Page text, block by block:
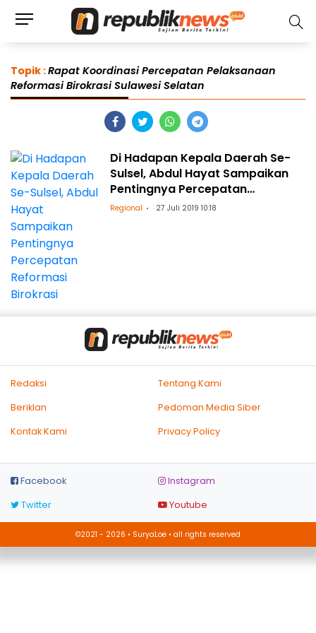
Topik :Rapat Koordinasi Percepatan Pelaksanaan
Reformasi Birokrasi Sulawesi Selatan
Di Hadapan Kepala Daerah Se-
Sulsel, Abdul Hayat Sampaikan
Pentingnya Percepatan
Reformasi Birokrasi
Regional 27 Juli 2019 10:18
Redaksi
Tentang Kami
Beriklan
Pedoman Media Siber
Kontak Kami
Privacy Policy
Facebook
Instagram
Twitter
Youtube
©2021 - 2026 • SuryaLoe • all rights reserved